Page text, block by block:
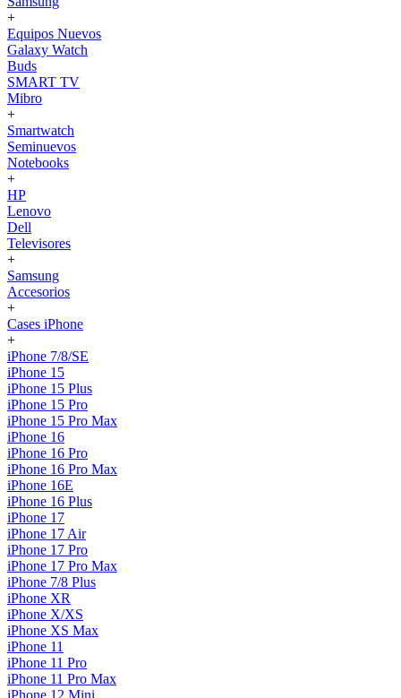
+
Equipos Nuevos
Galaxy Watch
Buds
SMART TV
Mibro
+
Smartwatch
Seminuevos
Notebooks
+
HP
Lenovo
Dell
Televisores
+
Samsung
Accesorios
+
Cases iPhone
+
iPhone 7/8/SE
iPhone 15
iPhone 15 Plus
iPhone 15 Pro
iPhone 15 Pro Max
iPhone 16
iPhone 16 Pro
iPhone 16 Pro Max
iPhone 16E
iPhone 16 Plus
iPhone 17
iPhone 17 Air
iPhone 17 Pro
iPhone 17 Pro Max
iPhone 7/8 Plus
iPhone XR
iPhone X/XS
iPhone XS Max
iPhone 11
iPhone 11 Pro
iPhone 11 Pro Max
iPhone 12 Mini